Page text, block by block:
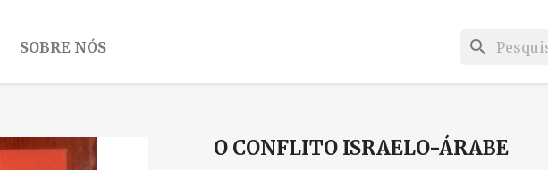
SOBRE NÓS search
O CONFLITO ISRAELO-ÁRABE